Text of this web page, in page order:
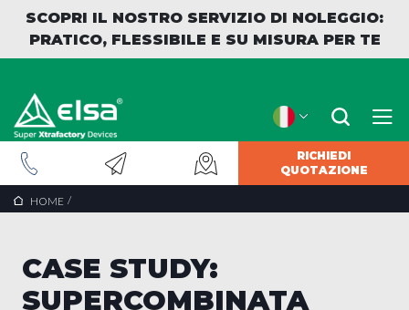
SCOPRI IL NOSTRO SERVIZIO DI NOLEGGIO:
PRATICO, FLESSIBILE E SU MISURA PER TE
RICHIEDI
QUOTAZIONE
HOME /INDIETRO
CASE STUDY:
SUPERCOMBINATA